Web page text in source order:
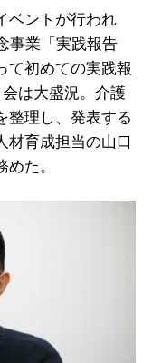
ベントが行われ
事業「実践報告
て初めての実践報
は大盛況。介護
整理し、発表する
材育成担当の山口
た。